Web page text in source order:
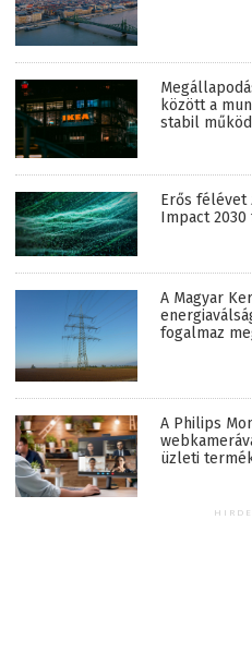
között a
stabil
Erős félévet
Impact
A Magyar
fogalmaz
A Philips
üzleti